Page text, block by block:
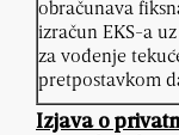
obračunava
izračun EKS-a
za vođenje
pretpostavkom
Izjava o